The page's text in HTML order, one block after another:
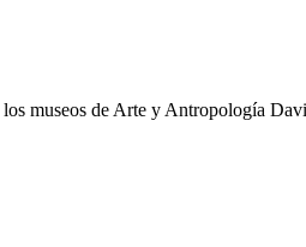
museos de Arte y Antropología